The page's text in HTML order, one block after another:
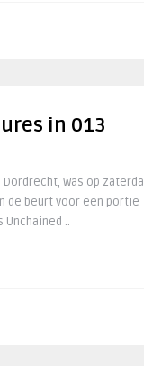
in 013
was op
de beurt voor een portie
Unchained ..